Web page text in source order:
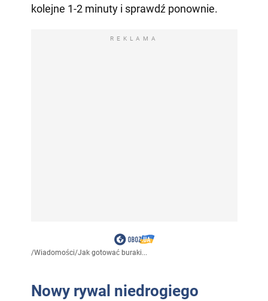
kolejne 1-2 minuty i sprawdź ponownie.
REKLAMA
/Wiadomości/Jak gotować buraki...
Nowy rywal niedrogiego